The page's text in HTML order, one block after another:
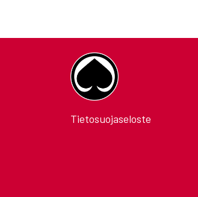
Tietosuojaseloste